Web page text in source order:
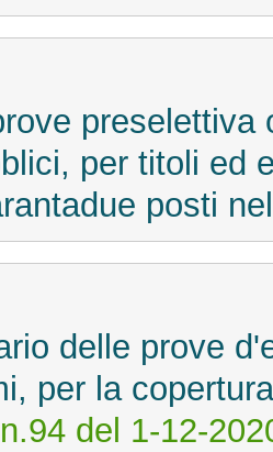
per titoli ed
posti
delle prove
per la
del 1-12-